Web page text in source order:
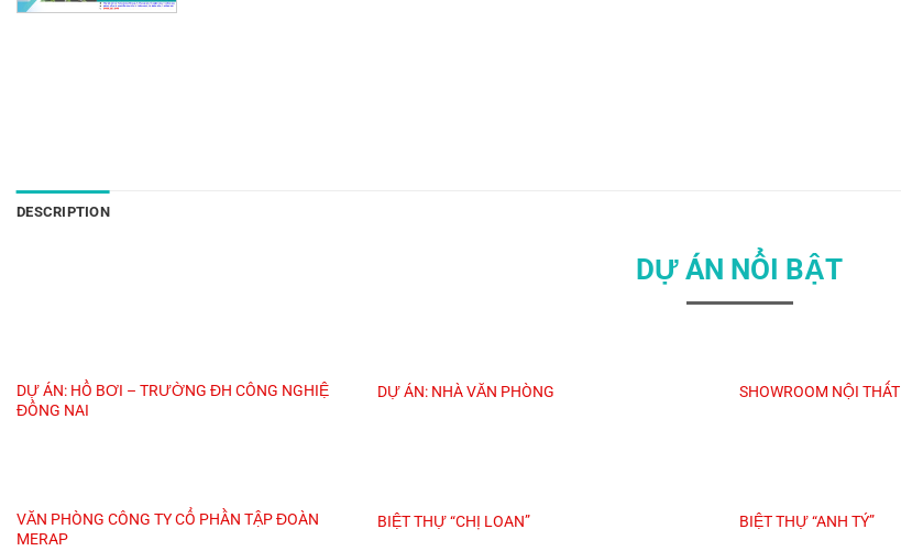
DESCRIPTION
DỰ ÁN NỔI BẬT
DỰ ÁN: HỒ BƠI – TRƯỜNG ĐH CÔNG NGHIỆ
ĐỒNG NAI
DỰ ÁN: NHÀ VĂN PHÒNG SHOWROOM NỘI THẤT
VĂN PHÒNG CÔNG TY CỔ PHẦN TẬP ĐOÀN
MERAP
BIỆT THỰ “CHỊ LOAN” BIỆT THỰ “ANH TÝ”